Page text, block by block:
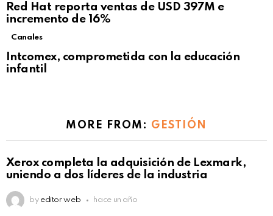
Red Hat reporta ventas de USD 397M e
incremento de 16%
Canales
Intcomex, comprometida con la educación
infantil
MORE FROM: GESTIÓN
Xerox completa la adquisición de Lexmark,
uniendo a dos líderes de la industria
by editor web hace un año